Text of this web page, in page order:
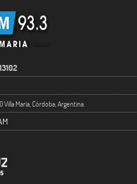
Villa María, Córdoba, Argentina.